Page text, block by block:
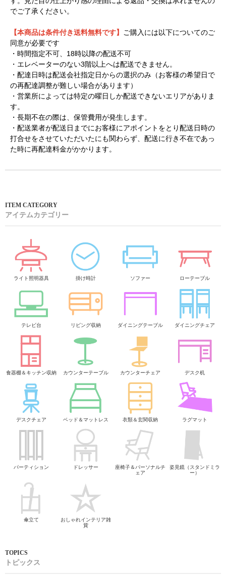
でご了承ください。
【本商品は条件付き送料無料です】
ご購入には以下についてのご
同意が必要です
・時間指定不可、18時以降の配送不可
・エレベーターのない3階以上へは配送できません。
・配達日時は配送会社指定日からの選択のみ（お客様の希望日で
の再配達調整が難しい場合があります）
・営業所によっては特定の曜日しか配送できないエリアがありま
す。
・長期不在の際は、保管費用が発生します。
・配送業者が配送日までにお客様にアポイントをとり配送日時の
打合せをさせていただいたにも関わらず、配送に行き不在であっ
た時に再配達料金がかかります。
アイテムカテゴリー
ライト照明器具 掛け時計 ソファー ローテーブル
テレビ台 リビング収納 ダイニングテーブル ダイニングチェア
食器棚＆キッチン収納 カウンターテーブル カウンターチェア デスク机
デスクチェア ベッド＆マットレス 衣類＆玄関収納 ラグマット
パーティション ドレッサー
座椅子＆パーソナルチ
ェア
姿見鏡（スタンドミラ
ー）
傘立て
おしゃれインテリア雑
貨
トピックス